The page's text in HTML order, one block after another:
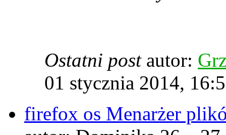
Ostatni post autor:
01 stycznia 2014,
firefox os Menarżer